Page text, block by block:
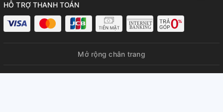
HỖ TRỢ THANH TOÁN
Mở rộng chân trang